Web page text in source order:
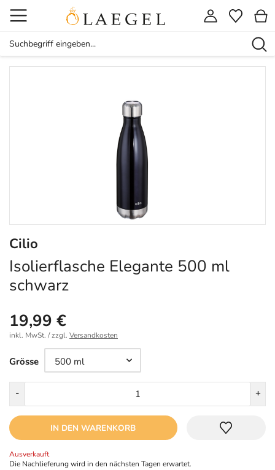
Cilio
Isolierflasche Elegante 500 ml
schwarz
19,99 €
inkl. MwSt. / zzgl. Versandkosten
Grösse
- +
IN DEN WARENKORB
Ausverkauft
Die Nachlieferung wird in den nächsten Tagen erwartet.